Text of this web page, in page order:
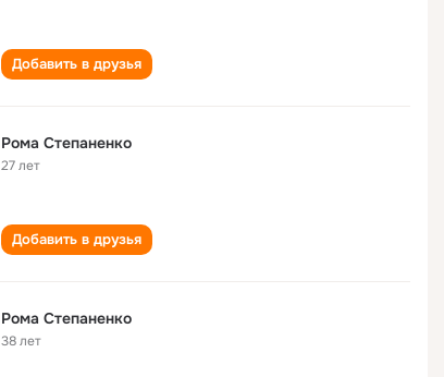
Добавить в друзья
Рома Степаненко
27 лет
Добавить в друзья
Рома Степаненко
38 лет